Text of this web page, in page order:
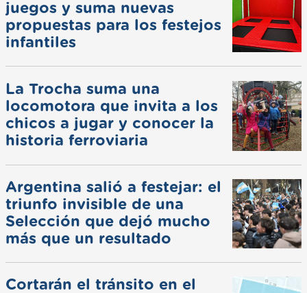
juegos y suma nuevas
propuestas para los festejos
infantiles
La Trocha suma una
locomotora que invita a los
chicos a jugar y conocer la
historia ferroviaria
Argentina salió a festejar: el
triunfo invisible de una
Selección que dejó mucho
más que un resultado
Cortarán el tránsito en el